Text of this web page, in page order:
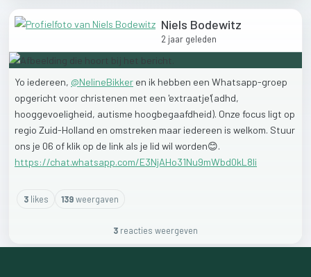
Niels Bodewitz
2 jaar geleden
Yo iedereen, @NelineBikker en ik hebben een Whatsapp-groep
opgericht voor christenen met een 'extraatje'(adhd,
hooggevoeligheid, autisme hoogbegaafdheid). Onze focus ligt op
regio Zuid-Holland en omstreken maar iedereen is welkom. Stuur
ons je 06 of klik op de link als je lid wil worden😊.
https://chat.whatsapp.com/E3NjAHo31Nu9mWbd0kL8li
3likes 139weergaven
3 reacties weergeven